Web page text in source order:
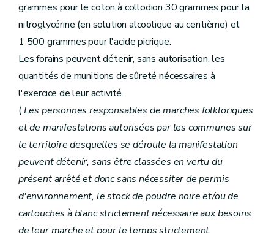
grammes pour le coton à collodion 30 grammes pour la
nitroglycérine (en solution alcoolique au centième) et
1 500 grammes pour l'acide picrique.
Les forains peuvent détenir, sans autorisation, les
quantités de munitions de sûreté nécessaires à
l'exercice de leur activité.
(Les personnes responsables de marches folkloriques
et de manifestations autorisées par les communes sur
le territoire desquelles se déroule la manifestation
peuvent détenir, sans être classées en vertu du
présent arrêté et donc sans nécessiter de permis
d'environnement, le stock de poudre noire et/ou de
cartouches à blanc strictement nécessaire aux besoins